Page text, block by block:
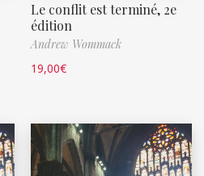
Le conflit est terminé, 2e
édition
Andrew Wommack
19,00€